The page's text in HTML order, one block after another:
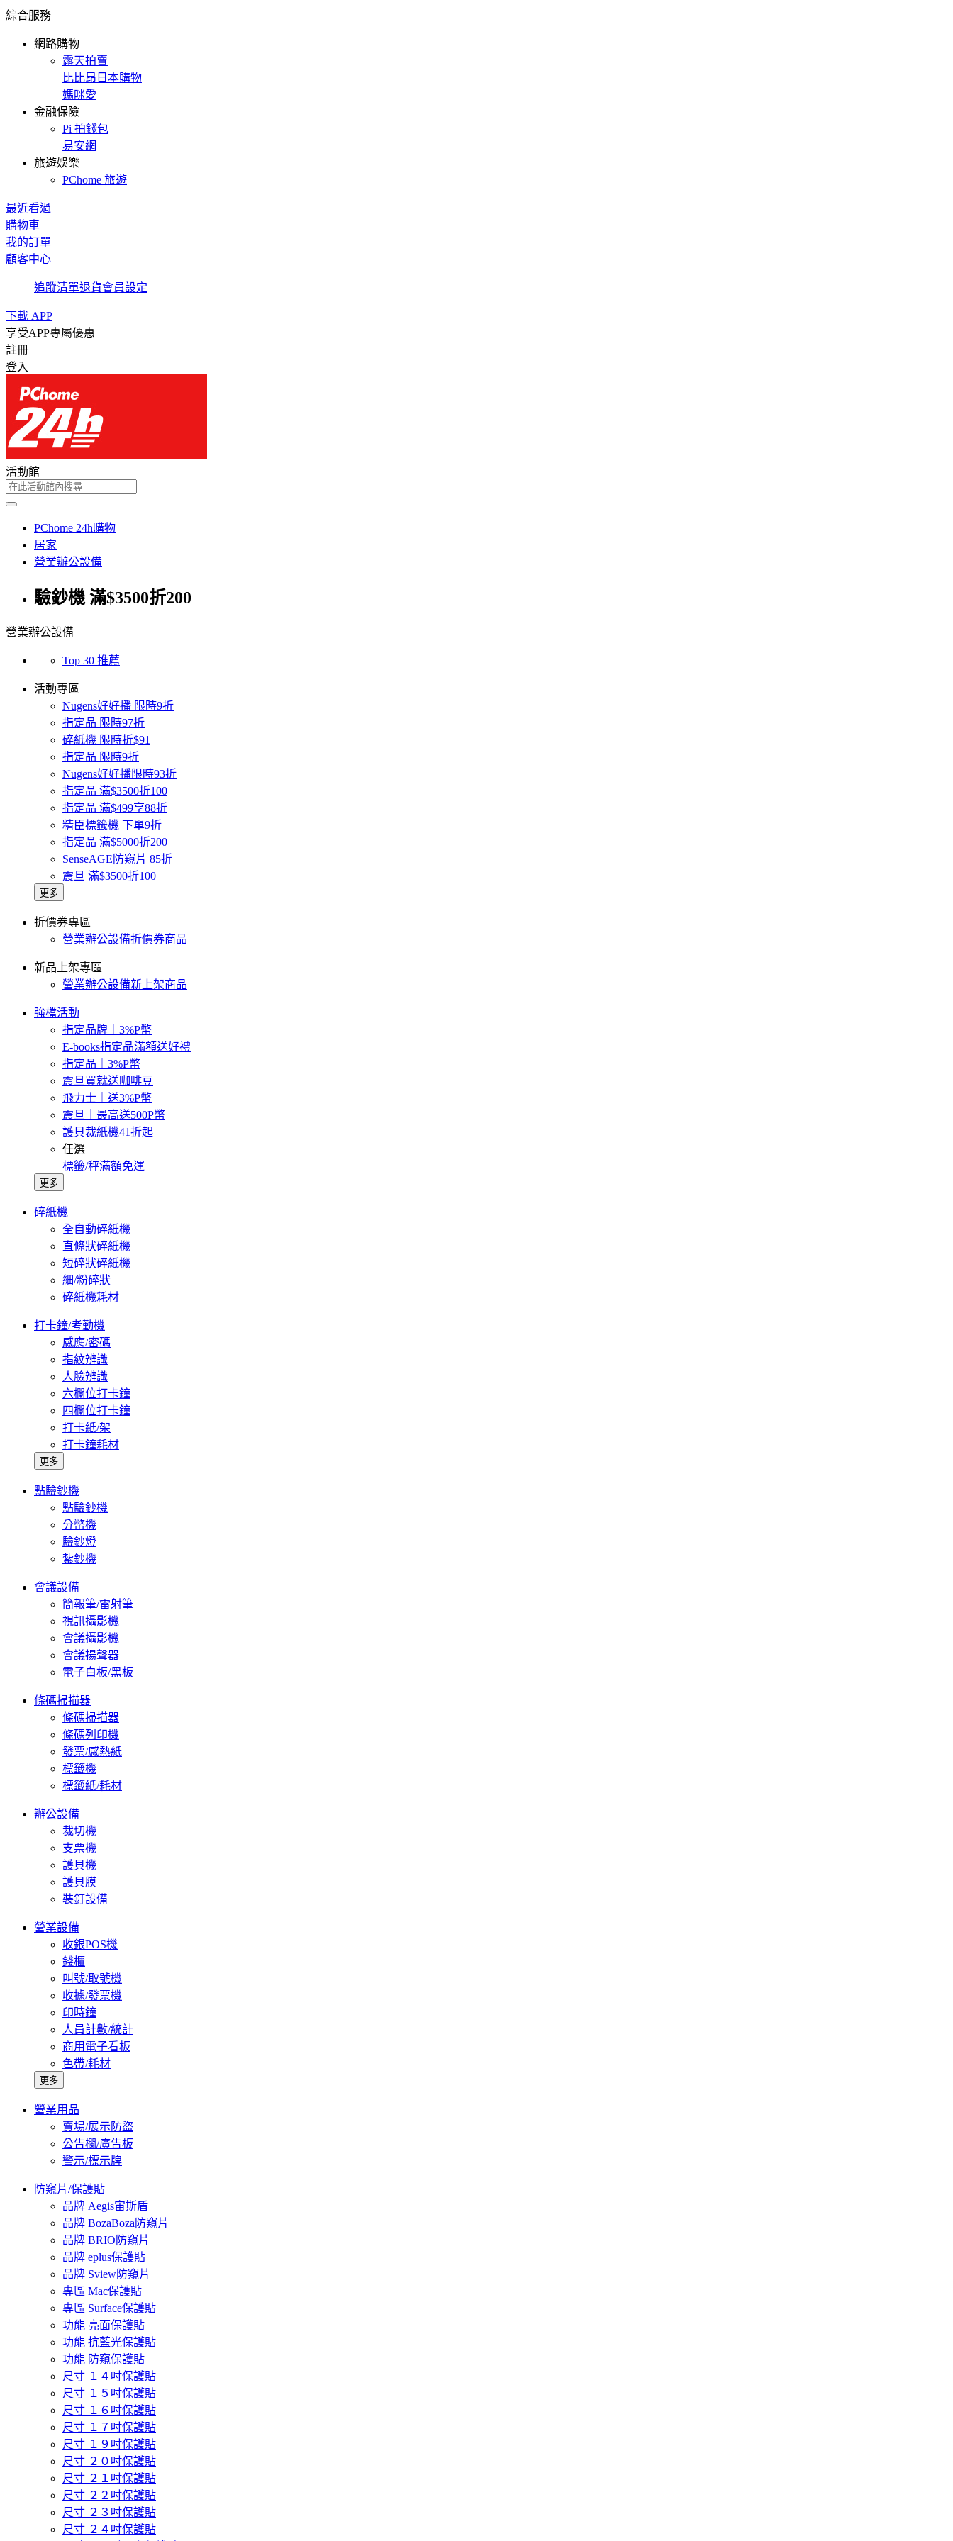
綜合服務
網路購物
露天拍賣
比比昂日本購物
媽咪愛
金融保險
Pi 拍錢包
易安網
旅遊娛樂
PChome 旅遊
最近看過
購物車
我的訂單
顧客中心
追蹤清單退貨會員設定
下載 APP
享受APP專屬優惠
註冊
登入
活動館
PChome 24h購物
居家
營業辦公設備
驗鈔機 滿$3500折200
營業辦公設備
Top 30 推薦
活動專區
Nugens好好播 限時9折
指定品 限時97折
碎紙機 限時折$91
指定品 限時9折
Nugens好好播限時93折
指定品 滿$3500折100
指定品 滿$499享88折
精臣標籤機 下單9折
指定品 滿$5000折200
SenseAGE防窺片 85折
震旦 滿$3500折100
更多
折價券專區
營業辦公設備折價券商品
新品上架專區
營業辦公設備新上架商品
強檔活動
指定品牌｜3%P幣
E-books指定品滿額送好禮
指定品｜3%P幣
震旦買就送咖啡豆
飛力士｜送3%P幣
震旦｜最高送500P幣
護貝裁紙機41折起
任選
標籤/秤滿額免運
更多
碎紙機
全自動碎紙機
直條狀碎紙機
短碎狀碎紙機
細/粉碎狀
碎紙機耗材
打卡鐘/考勤機
感應/密碼
指紋辨識
人臉辨識
六欄位打卡鐘
四欄位打卡鐘
打卡紙/架
打卡鐘耗材
更多
點驗鈔機
點驗鈔機
分幣機
驗鈔燈
紮鈔機
會議設備
簡報筆/雷射筆
視訊攝影機
會議攝影機
會議揚聲器
電子白板/黑板
條碼掃描器
條碼掃描器
條碼列印機
發票/感熱紙
標籤機
標籤紙/耗材
辦公設備
裁切機
支票機
護貝機
護貝膜
裝釘設備
營業設備
收銀POS機
錢櫃
叫號/取號機
收據/發票機
印時鐘
人員計數/統計
商用電子看板
色帶/耗材
更多
營業用品
賣場/展示防盜
公告欄/廣告板
警示/標示牌
防窺片/保護貼
品牌 Aegis宙斯盾
品牌 BozaBoza防窺片
品牌 BRIO防窺片
品牌 eplus保護貼
品牌 Sview防窺片
專區 Mac保護貼
專區 Surface保護貼
功能 亮面保護貼
功能 抗藍光保護貼
功能 防窺保護貼
尺寸 １４吋保護貼
尺寸 １５吋保護貼
尺寸 １６吋保護貼
尺寸 １７吋保護貼
尺寸 １９吋保護貼
尺寸 ２０吋保護貼
尺寸 ２１吋保護貼
尺寸 ２２吋保護貼
尺寸 ２３吋保護貼
尺寸 ２４吋保護貼